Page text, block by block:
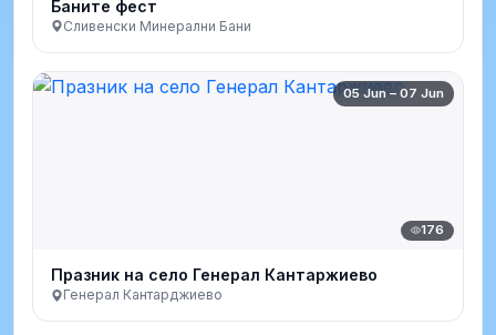
Баните фест
Сливенски Минерални Бани
05 Jun – 07 Jun
176
Празник на село Генерал Кантаржиево
Генерал Кантарджиево